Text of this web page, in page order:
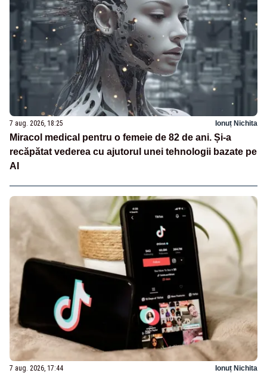
7 aug. 2026, 18:25 Ionuț Nichita
Miracol medical pentru o femeie de 82 de ani. Și-a
recăpătat vederea cu ajutorul unei tehnologii bazate pe
AI
7 aug. 2026, 17:44 Ionuț Nichita